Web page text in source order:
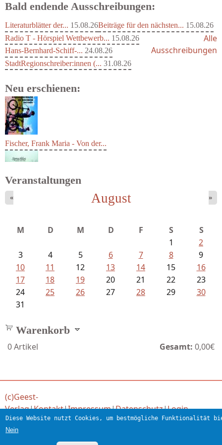
Bald endende Ausschreibungen:
Literaturblätter der... 15.08.26Beiträge für den nächsten... 15.08.26
Radio T - Hörspiel Wettbewerb... 15.08.26
Hans-Bernhard-Schiff-... 24.08.26
StadtRegionschreiber:innen (... 31.08.26
Alle
Ausschreibungen
Neu erschienen:
Fischer, Frank Maria - Von der...
Veranstaltungen
August
« »
M D M D F S
S
1
2
3
4 5 6 7 8
9
10
11 12 13 14 15
16
17
18 19 20 21 22
23
24
25 26 27 28 29
30
31
Warenkorb
0Artikel Gesamt: 0,00€
(c)Geest-
Verlag|Kontakt|Impressum|Datenschutz|Login
Diese Website nutzt Cookies, um bestmögliche Funktionalität
Nein